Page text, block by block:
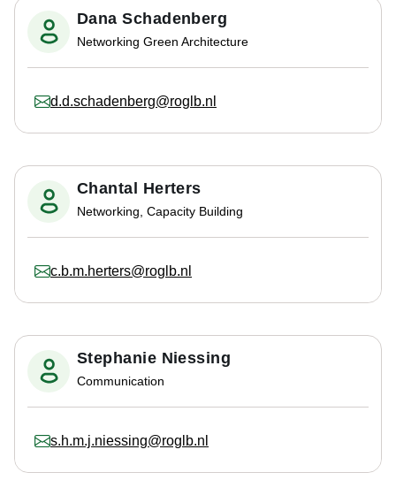
Dana Schadenberg
Networking Green Architecture
d.d.schadenberg@roglb.nl
Chantal Herters
Networking, Capacity Building
c.b.m.herters@roglb.nl
Stephanie Niessing
Communication
s.h.m.j.niessing@roglb.nl